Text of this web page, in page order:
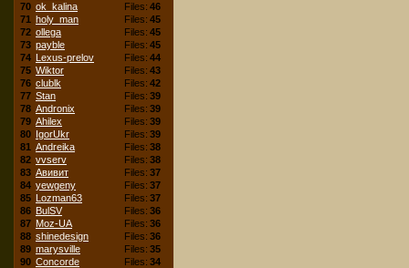
70 ok_kalina Files: 46
71 holy_man Files: 45
72 ollega Files: 45
73 payble Files: 45
74 Lexus-prelov Files: 44
75 Wiktor Files: 43
76 clublk Files: 42
77 Stan Files: 39
78 Andronix Files: 39
79 Ahilex Files: 39
80 IgorUkr Files: 39
81 Andreika Files: 38
82 vvserv Files: 38
83 Авивит Files: 37
84 yewgeny Files: 37
85 Lozman63 Files: 37
86 BulSV Files: 36
87 Moz-UA Files: 36
88 shinedesign Files: 36
89 marysville Files: 35
90 Concorde Files: 34